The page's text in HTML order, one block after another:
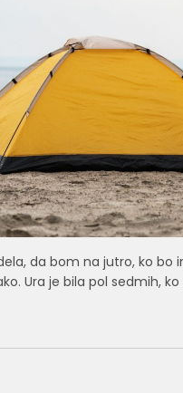
da bom na jutro, ko
Ura je bila pol sedmih,